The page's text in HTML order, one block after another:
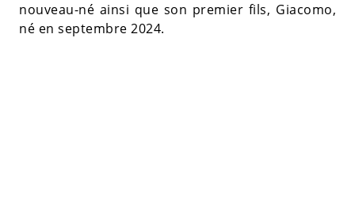
nouveau-né ainsi que son premier fils, Giacomo,
né en septembre 2024.